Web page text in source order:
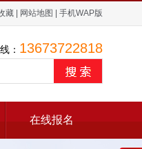
藏 网站地图 手机WAP版
： 13673722818
在线报名